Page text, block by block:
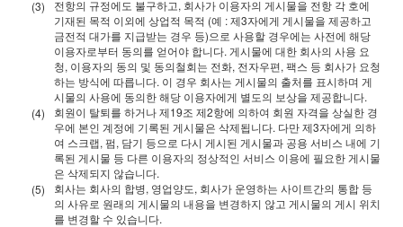
전항의 규정에도 불구하고, 회사가 이용자의 게시물을 전항 각 호에
기재된 목적 이외에 상업적 목적 (예 : 제3자에게 게시물을 제공하고
금전적 대가를 지급받는 경우 등)으로 사용할 경우에는 사전에 해당
이용자로부터 동의를 얻어야 합니다. 게시물에 대한 회사의 사용 요
청, 이용자의 동의 및 동의철회는 전화, 전자우편, 팩스 등 회사가 요청
하는 방식에 따릅니다. 이 경우 회사는 게시물의 출처를 표시하며 게
시물의 사용에 동의한 해당 이용자에게 별도의 보상을 제공합니다.
회원이 탈퇴를 하거나 제19조 제2항에 의하여 회원 자격을 상실한 경
우에 본인 계정에 기록된 게시물은 삭제됩니다. 다만 제3자에게 의하
여 스크랩, 펌, 담기 등으로 다시 게시된 게시물과 공용 서비스 내에 기
록된 게시물 등 다른 이용자의 정상적인 서비스 이용에 필요한 게시물
은 삭제되지 않습니다.
회사는 회사의 합병, 영업양도, 회사가 운영하는 사이트간의 통합 등
의 사유로 원래의 게시물의 내용을 변경하지 않고 게시물의 게시 위치
를 변경할 수 있습니다.